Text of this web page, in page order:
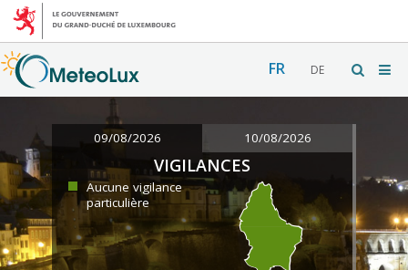
FR DE
09/08/2026 10/08/2026
VIGILANCES
Aucune vigilance
particulière